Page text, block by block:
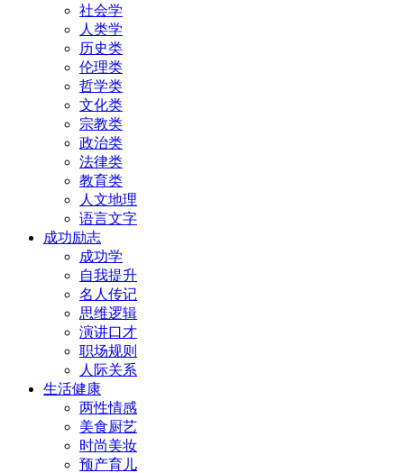
社会学
人类学
历史类
伦理类
哲学类
文化类
宗教类
政治类
法律类
教育类
人文地理
语言文字
成功励志
成功学
自我提升
名人传记
思维逻辑
演讲口才
职场规则
人际关系
生活健康
两性情感
美食厨艺
时尚美妆
预产育儿